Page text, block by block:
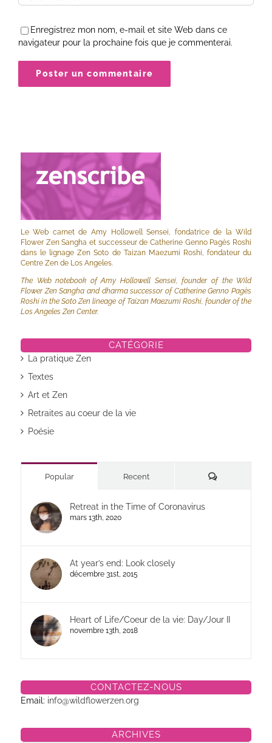
Enregistrez mon nom, e-mail et site Web dans ce
navigateur pour la prochaine fois que je commenterai.
Le Web carnet de Amy Hollowell Sensei, fondatrice de la Wild
Flower Zen Sangha et successeur de Catherine Genno Pagès Roshi
dans le lignage Zen Soto de Taizan Maezumi Roshi, fondateur du
Centre Zen de Los Angeles.
The Web notebook of Amy Hollowell Sensei, founder of the Wild
Flower Zen Sangha and dharma successor of Catherine Genno Pagès
Roshi in the Soto Zen lineage of Taizan Maezumi Roshi, founder of the
Los Angeles Zen Center.
CATÉGORIE
La pratique Zen
Textes
Art et Zen
Retraites au coeur de la vie
Poésie
Popular Recent Commentaires
Retreat in the Time of Coronavirus
mars 13th, 2020
At year’s end: Look closely
décembre 31st, 2015
Heart of Life/Coeur de la vie: Day/Jour II
novembre 13th, 2018
CONTACTEZ-NOUS
Email: info@wildflowerzen.org
ARCHIVES